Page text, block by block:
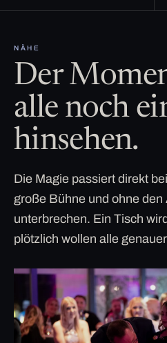
NÄHE
Der
alle noch
hinsehen.
Die Magie passiert direkt
große Bühne und ohne den
unterbrechen. Ein Tisch
plötzlich wollen alle